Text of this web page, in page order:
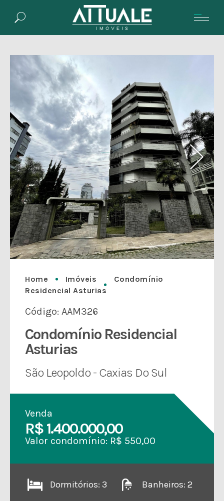
Home Imóveis
Condomínio
Residencial Asturias
Código: AAM326
Condomínio Residencial
Asturias
São Leopoldo - Caxias Do Sul
Venda
R$ 1.400.000,00
Valor condomínio: R$ 550,00
Dormitórios: 3 Banheiros: 2